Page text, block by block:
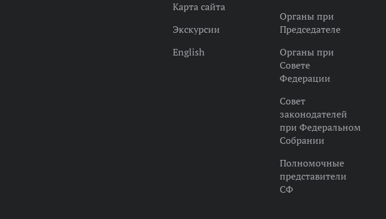
Карта сайта
Экскурсии
English
Органы при
Председателе
Органы при
Совете
Федерации
Совет
законодателей
при Федеральном
Собрании
Полномочные
представители
СФ